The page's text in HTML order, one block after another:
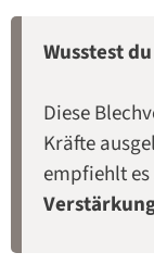
Wusstest
Diese
Kräfte
empfiehlt